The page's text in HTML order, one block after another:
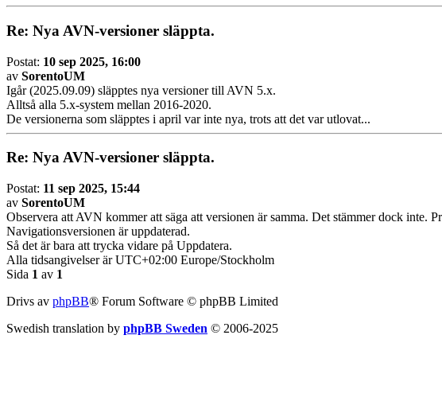
Re: Nya AVN-versioner släppta.
Postat: 10 sep 2025, 16:00
av SorentoUM
Igår (2025.09.09) släpptes nya versioner till AVN 5.x.
Alltså alla 5.x-system mellan 2016-2020.
De versionerna som släpptes i april var inte nya, trots att det var utlovat...
Re: Nya AVN-versioner släppta.
Postat: 11 sep 2025, 15:44
av SorentoUM
Observera att AVN kommer att säga att versionen är samma. Det stämmer dock inte.
Navigationsversionen är uppdaterad.
Så det är bara att trycka vidare på Uppdatera.
Alla tidsangivelser är UTC+02:00 Europe/Stockholm
Sida 1 av 1
Drivs av phpBB® Forum Software © phpBB Limited
Swedish translation by phpBB Sweden © 2006-2025